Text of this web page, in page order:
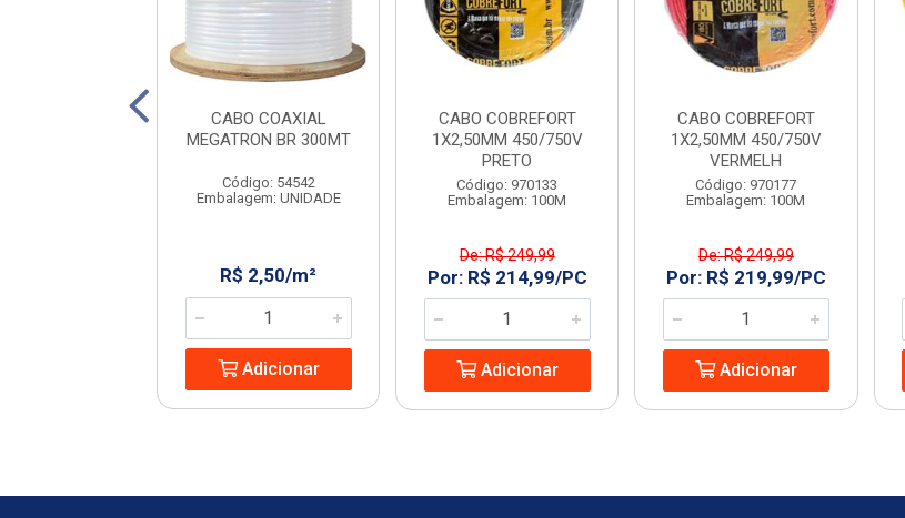
CABO COAXIAL
MEGATRON BR 300MT
Código: 54542
Embalagem: UNIDADE
R$ 2,50/m²
Adicionar
CABO COBREFORT
1X2,50MM 450/750V
PRETO
Código: 970133
Embalagem: 100M
De: R$ 249,99
Por: R$ 214,99/PC
Adicionar
CABO COBREFORT
1X2,50MM 450/750V
VERMELH
Código: 970177
Embalagem: 100M
De: R$ 249,99
Por: R$ 219,99/PC
Adicionar